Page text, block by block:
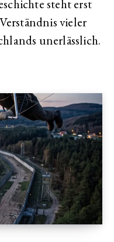
steht erst
vieler
unerlässlich.